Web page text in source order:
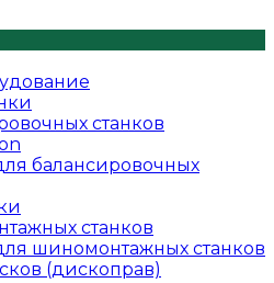
станков
балансировочных
станков
шиномонтажных станков
(дископрав)